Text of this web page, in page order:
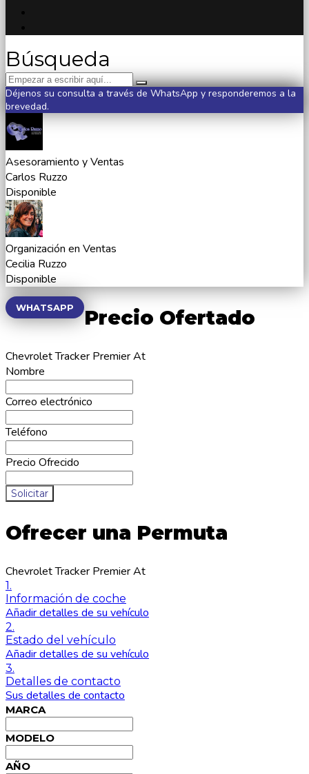
Búsqueda
Déjenos su consulta a través de WhatsApp y responderemos a la
brevedad.
Asesoramiento y Ventas
Carlos Ruzzo
Disponible
Organización en Ventas
Cecilia Ruzzo
Disponible
WHATSAPP Precio Ofertado
Chevrolet Tracker Premier At
Nombre
Correo electrónico
Teléfono
Precio Ofrecido
Solicitar
Ofrecer una Permuta
Chevrolet Tracker Premier At
1.
Información de coche
Añadir detalles de su vehículo
2.
Estado del vehículo
Añadir detalles de su vehículo
3.
Detalles de contacto
Sus detalles de contacto
MARCA
MODELO
AÑO